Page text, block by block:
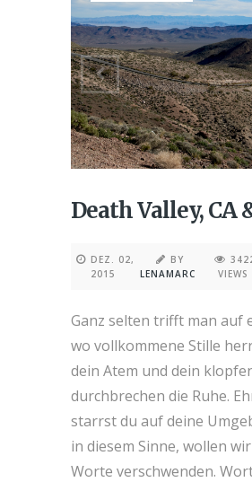
Death Valley, CA
DEZ. 02,
2015
BY
LENAMARC
VIEWS
Ganz selten trifft man auf
wo vollkommene Stille
dein Atem und dein
durchbrechen die Ruhe.
starrst du auf deine
in diesem Sinne, wollen
Worte verschwenden.